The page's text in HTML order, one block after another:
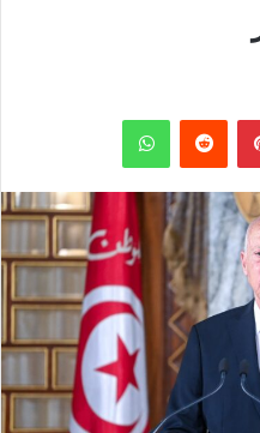
بينتيريست واتساب